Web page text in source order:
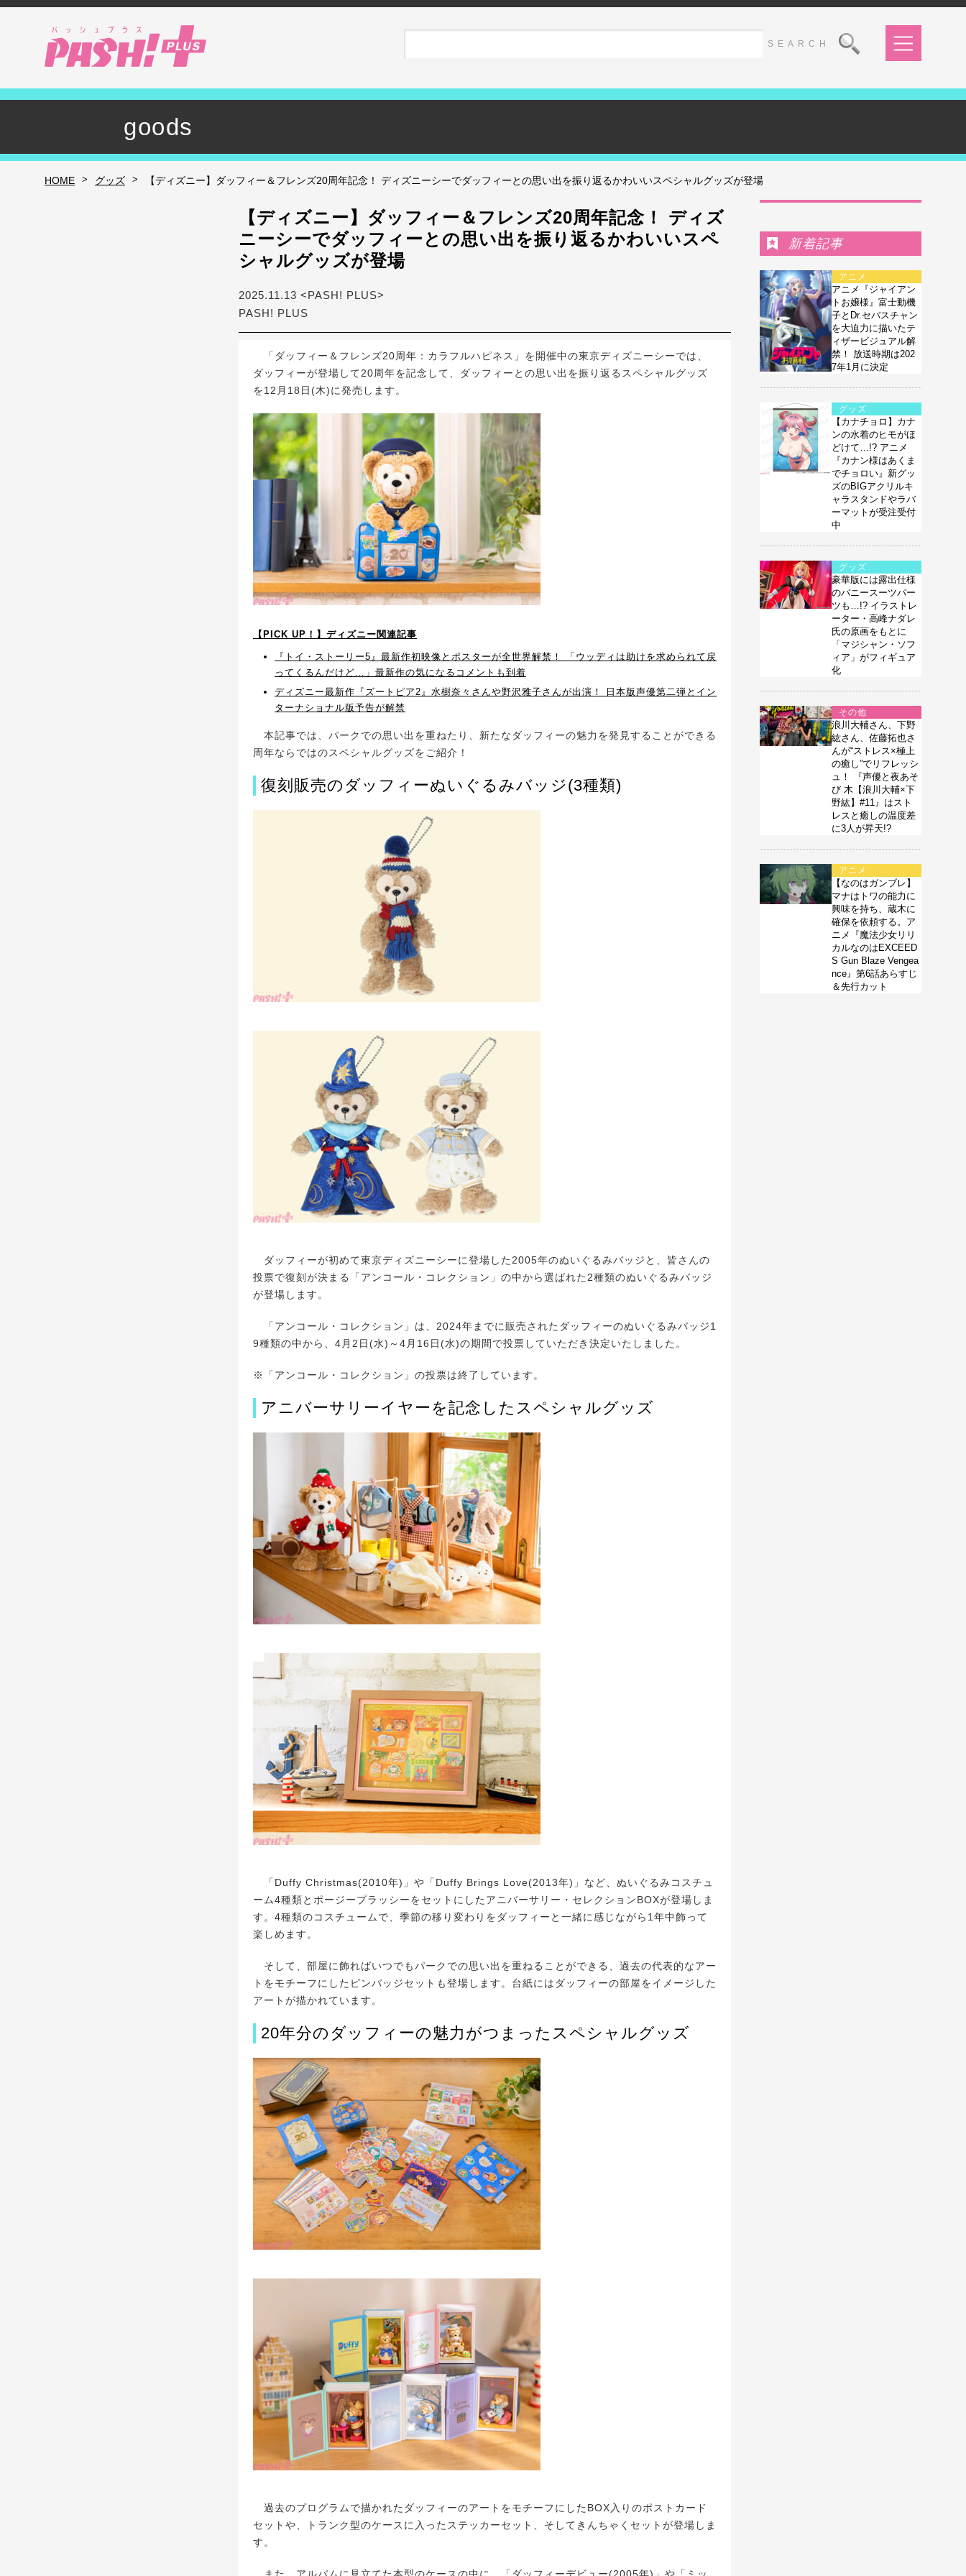
goods
HOME > グッズ > 【ディズニー】ダッフィー＆フレンズ20周年記念！ ディズニーシーでダッフィーとの思い出を振り返るかわいいスペシャルグッズが登場
【ディズニー】ダッフィー＆フレンズ20周年記念！ ディズ
ニーシーでダッフィーとの思い出を振り返るかわいいスペ
シャルグッズが登場
2025.11.13 <PASH! PLUS>
PASH! PLUS
「ダッフィー＆フレンズ20周年：カラフルハピネス」を開催中の東京ディズニーシーでは、
ダッフィーが登場して20周年を記念して、ダッフィーとの思い出を振り返るスペシャルグッズ
を12月18日(木)に発売します。
【PICK UP！】ディズニー関連記事
『トイ・ストーリー5』最新作初映像とポスターが全世界解禁！ 「ウッディは助けを求められて戻
ってくるんだけど…」最新作の気になるコメントも到着
ディズニー最新作『ズートピア2』水樹奈々さんや野沢雅子さんが出演！ 日本版声優第二弾とイン
ターナショナル版予告が解禁
本記事では、パークでの思い出を重ねたり、新たなダッフィーの魅力を発見することができる
周年ならではのスペシャルグッズをご紹介！
復刻販売のダッフィーぬいぐるみバッジ(3種類)
ダッフィーが初めて東京ディズニーシーに登場した2005年のぬいぐるみバッジと、皆さんの
投票で復刻が決まる「アンコール・コレクション」の中から選ばれた2種類のぬいぐるみバッジ
が登場します。
「アンコール・コレクション」は、2024年までに販売されたダッフィーのぬいぐるみバッジ1
9種類の中から、4月2日(水)～4月16日(水)の期間で投票していただき決定いたしました。
※「アンコール・コレクション」の投票は終了しています。
アニバーサリーイヤーを記念したスペシャルグッズ
「Duffy Christmas(2010年)」や「Duffy Brings Love(2013年)」など、ぬいぐるみコスチュ
ーム4種類とポージープラッシーをセットにしたアニバーサリー・セレクションBOXが登場しま
す。4種類のコスチュームで、季節の移り変わりをダッフィーと一緒に感じながら1年中飾って
楽しめます。
そして、部屋に飾ればいつでもパークでの思い出を重ねることができる、過去の代表的なアー
トをモチーフにしたピンバッジセットも登場します。台紙にはダッフィーの部屋をイメージした
アートが描かれています。
20年分のダッフィーの魅力がつまったスペシャルグッズ
過去のプログラムで描かれたダッフィーのアートをモチーフにしたBOX入りのポストカード
セットや、トランク型のケースに入ったステッカーセット、そしてきんちゃくセットが登場しま
す。
新着記事
アニメ
アニメ『ジャイアン
トお嬢様』富士動機
子とDr.セバスチャン
を大迫力に描いたテ
ィザービジュアル解
禁！ 放送時期は202
7年1月に決定
グッズ
【カナチョロ】カナ
ンの水着のヒモがほ
どけて…!? アニメ
『カナン様はあくま
でチョロい』新グッ
ズのBIGアクリルキ
ャラスタンドやラバ
ーマットが受注受付
中
グッズ
豪華版には露出仕様
のバニースーツパー
ツも…!? イラストレ
ーター・高峰ナダレ
氏の原画をもとに
「マジシャン・ソフ
ィア」がフィギュア
化
その他
浪川大輔さん、下野
紘さん、佐藤拓也さ
んが“ストレス×極上
の癒し”でリフレッシ
ュ！ 『声優と夜あそ
び 木【浪川大輔×下
野紘】#11』はスト
レスと癒しの温度差
に3人が昇天!?
アニメ
【なのはガンブレ】
マナはトワの能力に
興味を持ち、蔵木に
確保を依頼する。ア
ニメ『魔法少女リリ
カルなのはEXCEED
S Gun Blaze Vengea
nce』第6話あらすじ
＆先行カット